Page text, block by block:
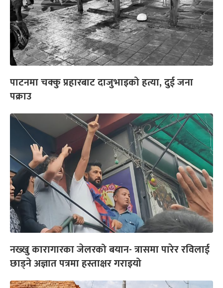
पाटनमा चक्कु प्रहारबाट दाजुभाइको हत्या, दुई जना
पक्राउ
नख्खु कारागारका जेलरको बयान- त्रासमा पारेर रविलाई
छाड्ने अज्ञात पत्रमा हस्ताक्षर गराइयो